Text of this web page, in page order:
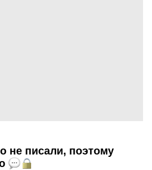
не писали, поэтому